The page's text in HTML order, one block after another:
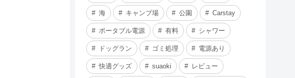
海 キャンプ場 公園 Carstay
ポータブル電源 有料 シャワー
ドッグラン ゴミ処理 電源あり
快適グッズ suaoki レビュー